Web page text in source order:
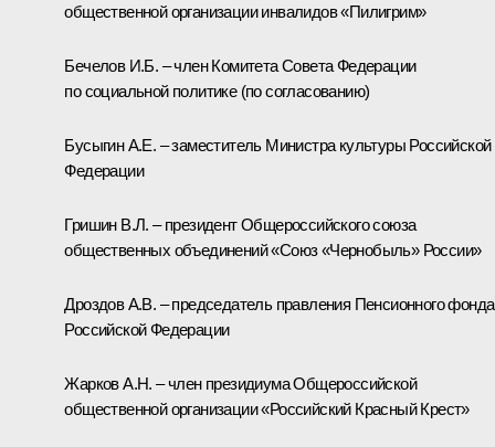
общественной организации инвалидов «Пилигрим»
Бечелов И.Б. – член Комитета Совета Федерации
по социальной политике (по согласованию)
Бусыгин А.Е. – заместитель Министра культуры Российской
Федерации
Гришин В.Л. – президент Общероссийского союза
общественных объединений «Союз «Чернобыль» России»
Дроздов А.В. – председатель правления Пенсионного фонда
Российской Федерации
Жарков А.Н. – член президиума Общероссийской
общественной организации «Российский Красный Крест»